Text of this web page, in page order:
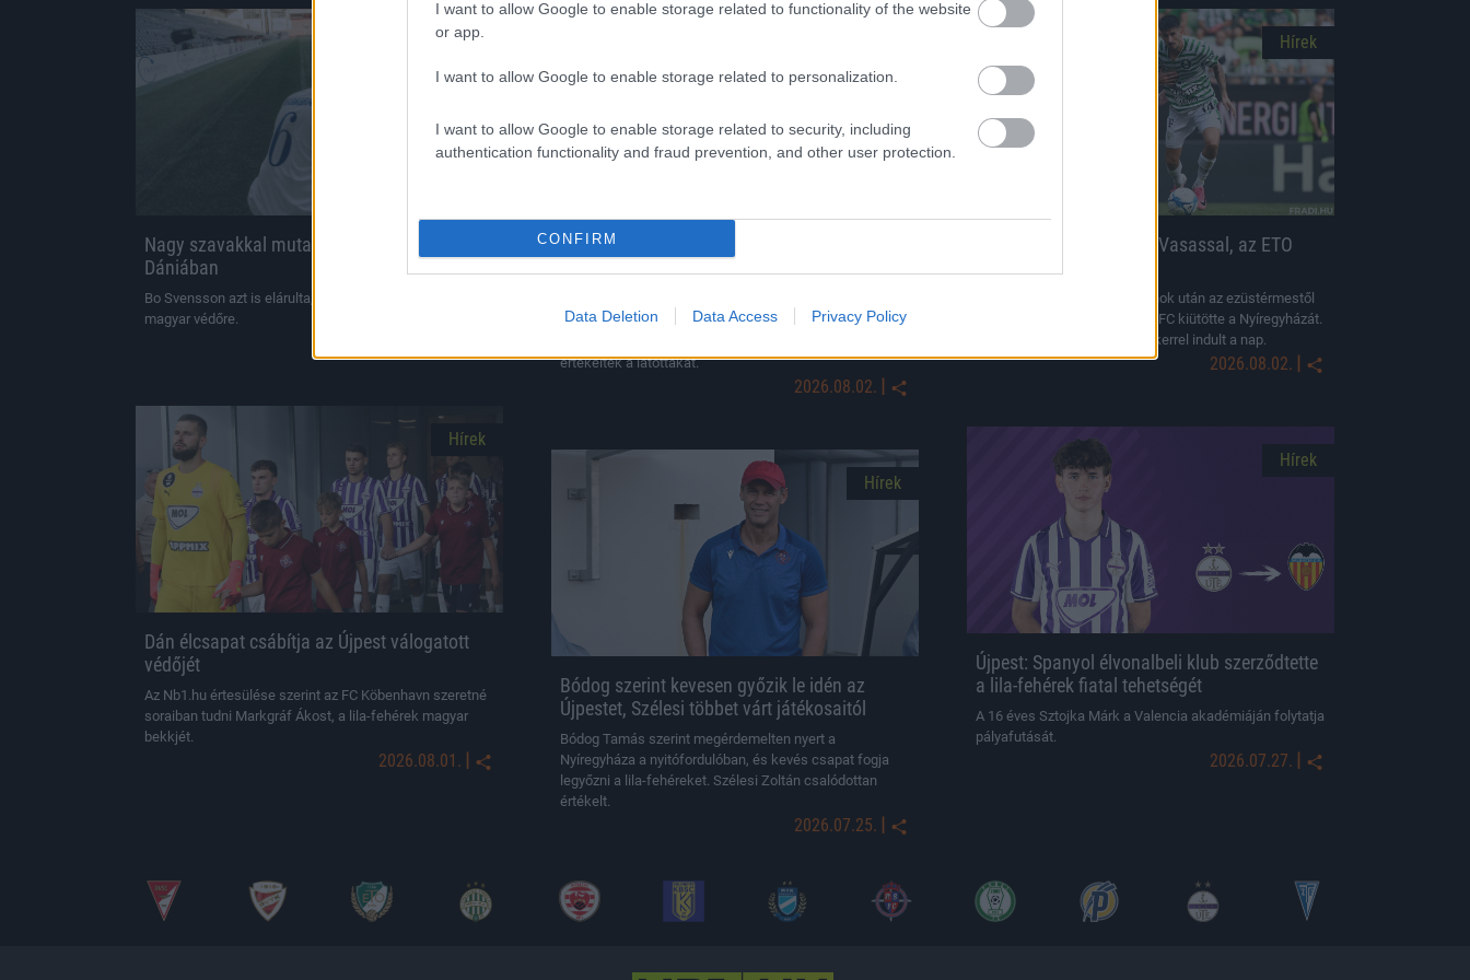
I want to allow Google to enable storage related to functionality of the website
or app.
I want to allow Google to enable storage related to personalization.
I want to allow Google to enable storage related to security, including
authentication functionality and fraud prevention, and other user protection.
CONFIRM
Data Deletion Data Access Privacy Policy
Hírek
Nagy szavakkal mutatták be Markgráf Ákost
Dániában
Bo Svensson azt is elárulta, melyik két poszton számít a
magyar védőre.
Borbély kellemetlen meglepetésekkel
Az OTP Bank Liga második fordulójának vasárnapi
értékelték a látottakat.
2026.08.02. |
Hírek
NB I: A Fradi nem bírt a Vasassal, az ETO
Az angyalföldi együttes a bajnok után az ezüstérmestől
is elcsent egy pontot. Az ETO FC kiütötte a Nyíregyházát.
Hatgólos meccsen, Újpest-sikerrel indult a nap.
2026.08.02. |
Hírek
Dán élcsapat csábítja az Újpest válogatott
védőjét
Az Nb1.hu értesülése szerint az FC Köbenhavn szeretné
soraiban tudni Markgráf Ákost, a lila-fehérek magyar
bekkjét.
2026.08.01. |
Hírek
Újpest: Spanyol élvonalbeli klub szerződtette
a lila-fehérek fiatal tehetségét
A 16 éves Sztojka Márk a Valencia akadémiáján folytatja
pályafutását.
2026.07.27. |
Hírek
Bódog szerint kevesen győzik le idén az
Újpestet, Szélesi többet várt játékosaitól
Bódog Tamás szerint megérdemelten nyert a
Nyíregyháza a nyitófordulóban, és kevés csapat fogja
legyőzni a lila-fehéreket. Szélesi Zoltán csalódottan
értékelt.
2026.07.25. |